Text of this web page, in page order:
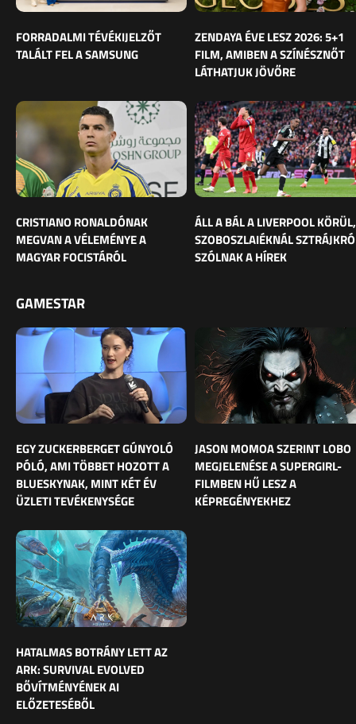
FORRADALMI TÉVÉKIJELZŐT
TALÁLT FEL A SAMSUNG
ZENDAYA ÉVE LESZ 2026: 5+1
FILM, AMIBEN A SZÍNÉSZNŐT
LÁTHATJUK JÖVŐRE
CRISTIANO RONALDÓNAK
MEGVAN A VÉLEMÉNYE A
MAGYAR FOCISTÁRÓL
ÁLL A BÁL A LIVERPOOL KÖRÜL,
SZOBOSZLAIÉKNÁL
SZÓLNAK A HÍREK
GAMESTAR
EGY ZUCKERBERGET GÚNYOLÓ
PÓLÓ, AMI TÖBBET HOZOTT A
BLUESKYNAK, MINT KÉT ÉV
ÜZLETI TEVÉKENYSÉGE
JASON MOMOA SZERINT LOBO
MEGJELENÉSE A SUPERGIRL-
FILMBEN HŰ LESZ A
KÉPREGÉNYEKHEZ
HATALMAS BOTRÁNY LETT AZ
ARK: SURVIVAL EVOLVED
BŐVÍTMÉNYÉNEK AI
ELŐZETESÉBŐL